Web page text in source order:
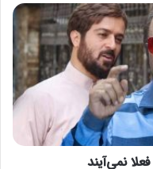
نمی‌آیند